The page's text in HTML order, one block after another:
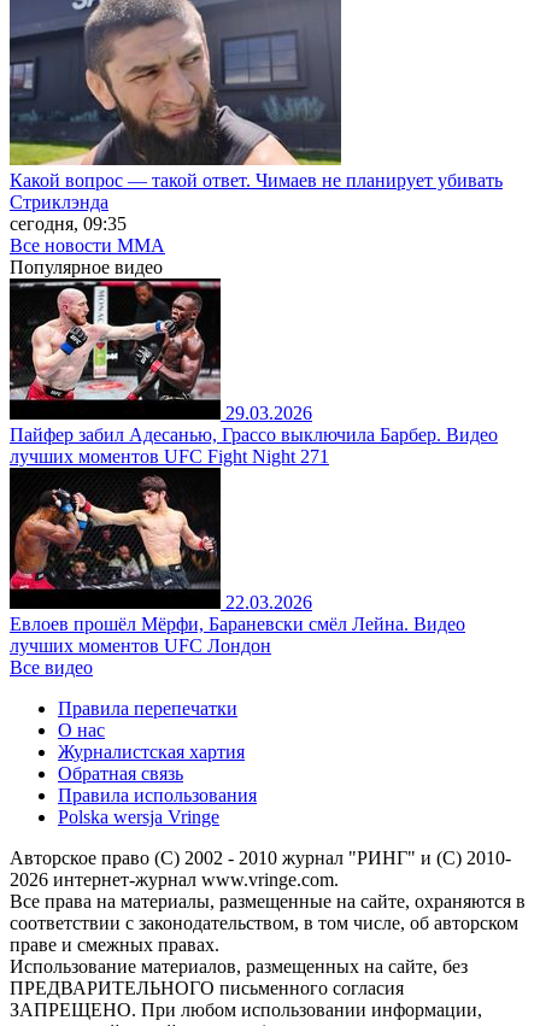
Какой вопрос — такой ответ. Чимаев не планирует убивать
Стриклэнда
сегодня, 09:35
Все новости MMA
Популярное видео
29.03.2026
Пайфер забил Адесанью, Грассо выключила Барбер. Видео
лучших моментов UFC Fight Night 271
22.03.2026
Евлоев прошёл Мёрфи, Бараневски смёл Лейна. Видео
лучших моментов UFC Лондон
Все видео
Правила перепечатки
О нас
Журналистская хартия
Обратная связь
Правила использования
Polska wersja Vringe
Авторское право (С) 2002 - 2010 журнал "РИНГ" и (С) 2010-
2026 интернет-журнал www.vringe.com.
Все права на материалы, размещенные на сайте, охраняются в
соответствии с законодательством, в том числе, об авторском
праве и смежных правах.
Использование материалов, размещенных на сайте, без
ПРЕДВАРИТЕЛЬНОГО письменного согласия
ЗАПРЕЩЕНО. При любом использовании информации,